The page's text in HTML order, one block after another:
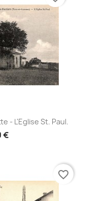
- L'Eglise St. Paul.
€
favorite_border